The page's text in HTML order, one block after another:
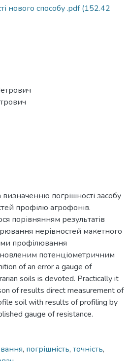
нового способу .pdf(152.42
погрішності засобу
профілю агрофонів.
порівнянням результатів
нерівностей макетного
профілювання
потенціометричним
of an error a gauge of
soils is devoted. Practically it
of results direct measurement of
soil with results of profiling by
gauge of resistance.
, погрішність, точність,